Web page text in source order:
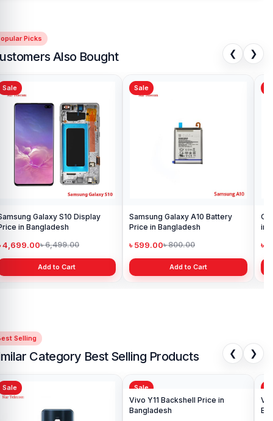
Picks
Also Bought ❮ ❯
Sale
Galaxy S10 Display
in Bangladesh
4,699.00৳ 6,499.00
Add to Cart
Sale
Samsung Galaxy A10 Battery
Price in Bangladesh
৳ 599.00৳ 800.00
Add to Cart
in
৳
Selling
Category Best Selling Products ❮ ❯
Sale Sale